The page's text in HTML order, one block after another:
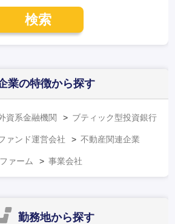
検索
業の特徴から探す
資系金融機関 ブティック型投資銀行
ァンド運営会社 不動産関連企業
ァーム 事業会社
勤務地から探す